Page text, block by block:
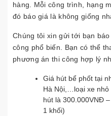
hàng. Mỗi công trình, hạng
đó báo giá là không giống
Chúng tôi xin gửi tới bạn
công phổ biến. Bạn có thể
phương án thi công hợp lý
Giá hút bể phốt tại
Hà Nội,…loại xe nhỏ
hút là 300.000VNĐ
1 khối)